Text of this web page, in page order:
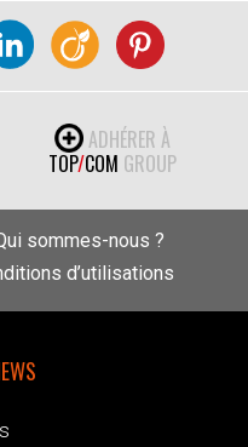
ADHÉRER À
TOP/COM GROUP
sommes-nous ?
d’utilisations